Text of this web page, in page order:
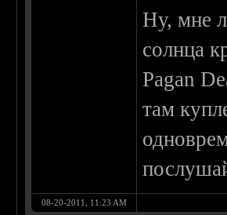
Ну, мне
солнца
Pagan
там
08-20-2011, 11:23 AM